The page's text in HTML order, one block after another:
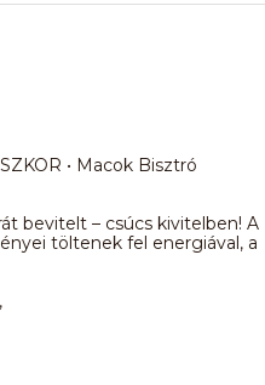
• Macok Bisztró
bevitelt – csúcs kivitelben! A
töltenek fel energiával, a